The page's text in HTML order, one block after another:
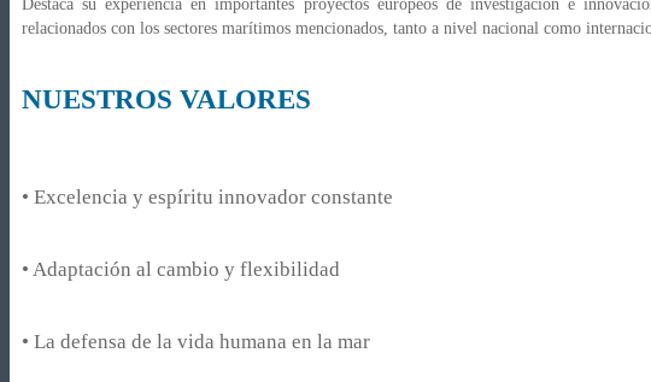
Destaca su experiencia en importantes proyectos europeos de investigación e
relacionados con los sectores marítimos mencionados, tanto a nivel nacional como
NUESTROS VALORES
• Excelencia y espíritu innovador constante
• Adaptación al cambio y flexibilidad
• La defensa de la vida humana en la mar